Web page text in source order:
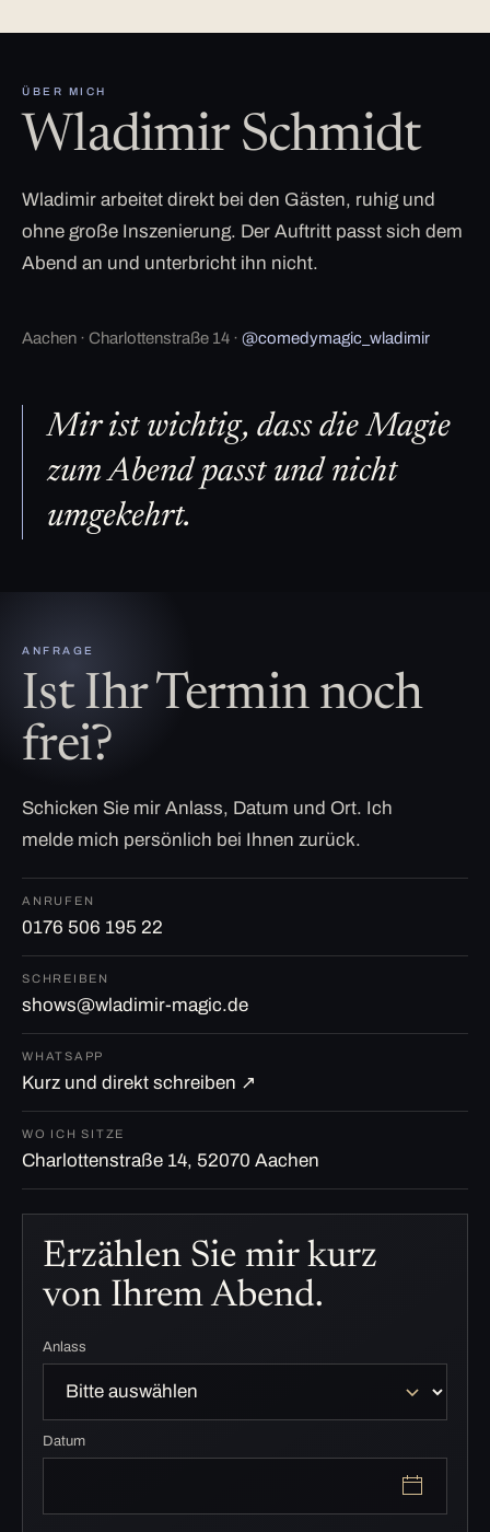
ÜBER MICH
Wladimir Schmidt
Wladimir arbeitet direkt bei den Gästen, ruhig und
ohne große Inszenierung. Der Auftritt passt sich dem
Abend an und unterbricht ihn nicht.
Aachen · Charlottenstraße 14 · @comedymagic_wladimir
Mir ist wichtig, dass die Magie
zum Abend passt und nicht
umgekehrt.
ANFRAGE
Ist Ihr Termin noch
frei?
Schicken Sie mir Anlass, Datum und Ort. Ich
melde mich persönlich bei Ihnen zurück.
ANRUFEN
0176 506 195 22
SCHREIBEN
shows@wladimir-magic.de
WHATSAPP
Kurz und direkt schreiben ↗
WO ICH SITZE
Charlottenstraße 14, 52070 Aachen
Erzählen Sie mir kurz
von Ihrem Abend.
Anlass
Datum